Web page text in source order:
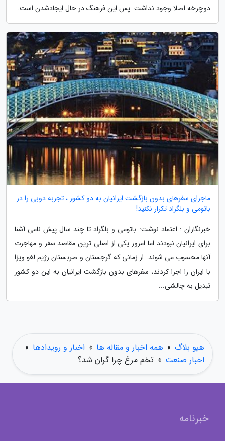
دوچرخه اصلا وجود نداشت. پس این فرهنگ در حال ایجادشدن است.
ماجرای سفرهای بدون بازگشت ایرانیان به دو کشور ، تجربه دوبی را در
باتومی و بلگراد تکرار نکنید!
خبرنگاران : اعتماد نوشت: باتومی و بلگراد تا چند سال پیش نامی آشنا
برای ایرانیان نبودند اما امروز یکی از اصلی ترین مقاصد سفر و مهاجرت
آنها محسوب می شوند. از زمانی که گرجستان و صربستان رژیم لغو ویزا
با ایران را اجرا کردند، سفرهای بدون بازگشت ایرانیان به این دو کشور
تبدیل به چالشی...
هیو بلاگ » همه اخبار و مقاله ها » اخبار و رویدادها »
اخبار صنعت » تخم مرغ چرا گران شد؟
خبرنامه